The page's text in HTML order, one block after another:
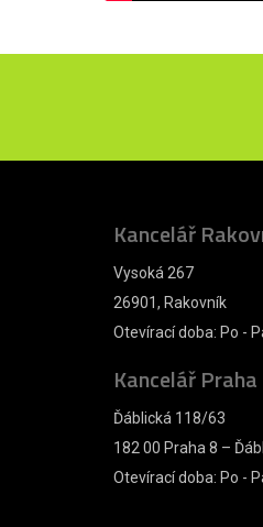
Kancelář
Vysoká 267
26901, Rakovník
Otevírací doba: Po -
Kancelář Praha
Ďáblická 118/63
182 00 Praha 8 –
Otevírací doba: Po -